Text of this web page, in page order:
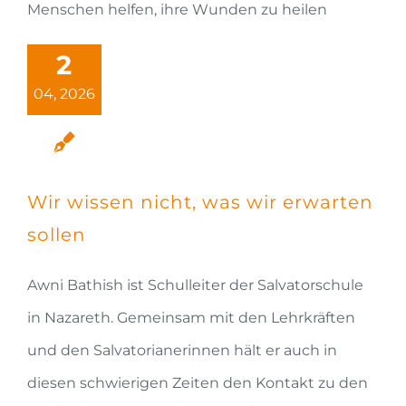
Menschen helfen, ihre Wunden zu heilen
2
04, 2026
Wir wissen nicht, was wir erwarten
sollen
Awni Bathish ist Schulleiter der Salvatorschule
in Nazareth. Gemeinsam mit den Lehrkräften
und den Salvatorianerinnen hält er auch in
diesen schwierigen Zeiten den Kontakt zu den